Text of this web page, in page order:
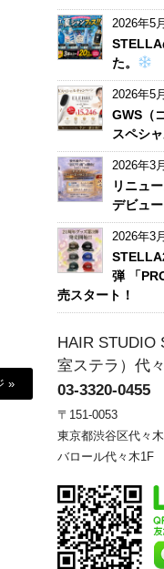
»
2026年5
STELLA
た。
2026年5
GWS（
スペシ
2026年3
リニュ
デビュ
2026年3
弾 「
売スタート！
HAIR STUDIO
室ステラ）代
03-3320-0455
〒151-0053
東京都渋谷区代々
バロール代々木1F